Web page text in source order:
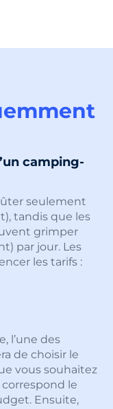
camping-
seulement
tandis que les
grimper
par jour. Les
les tarifs :
l’une des
de choisir le
vous souhaitez
correspond le
Ensuite,